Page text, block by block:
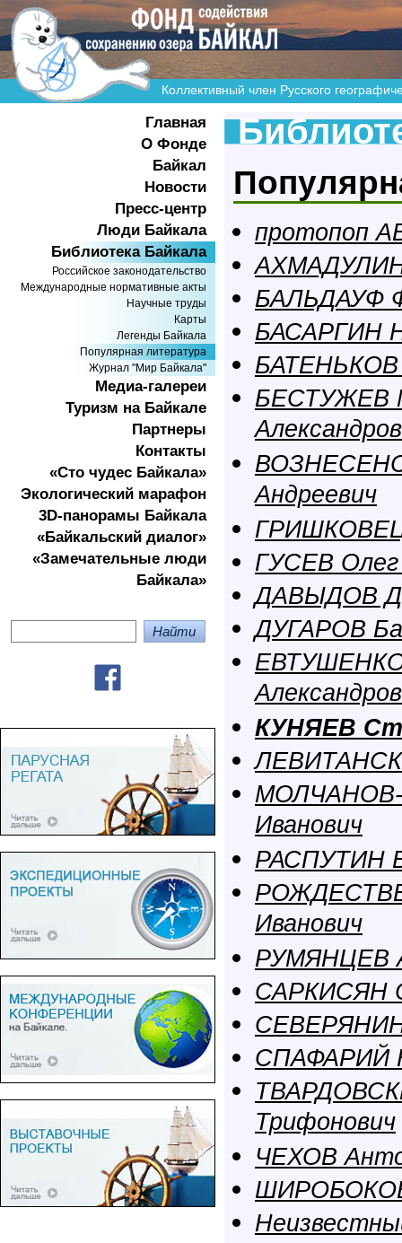
Коллективный член Русского
Главная
О Фонде
Байкал
Новости
Пресс-центр
Люди Байкала
Библиотека Байкала
Российское законодательство
Международные нормативные акты
Научные труды
Карты
Легенды Байкала
Популярная литература
Журнал "Мир Байкала"
Медиа-галереи
Туризм на Байкале
Партнеры
Контакты
«Сто чудес Байкала»
Экологичеcкий марафон
3D-панорамы Байкала
«Байкальский диалог»
«Замечательные люди
Байкала»
протопоп
БАЛЬДАУФ
БАСАРГИН
БАТЕНЬКОВ
БЕСТУЖЕВ
Андреевич
ГРИШКОВЕЦ
ГУСЕВ Олег
ДАВЫДОВ
ДУГАРОВ
ЕВТУШЕНКО
КУНЯЕВ
Иванович
РАСПУТИН
Иванович
РУМЯНЦЕВ
САРКИСЯН
СЕВЕРЯНИН
СПАФАРИЙ
Трифонович
ЧЕХОВ